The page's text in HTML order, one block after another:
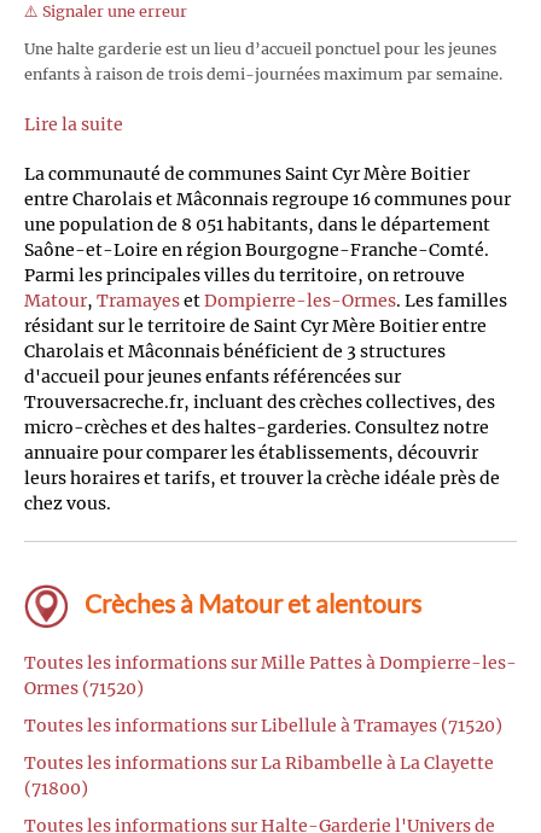
⚠️ Signaler une erreur
Une halte garderie est un lieu d’accueil ponctuel pour les jeunes
enfants à raison de trois demi-journées maximum par semaine.
Lire la suite
La communauté de communes Saint Cyr Mère Boitier
entre Charolais et Mâconnais regroupe 16 communes pour
une population de 8 051 habitants, dans le département
Saône-et-Loire en région Bourgogne-Franche-Comté.
Parmi les principales villes du territoire, on retrouve
Matour, TramayesetDompierre-les-Ormes. Les familles
résidant sur le territoire de Saint Cyr Mère Boitier entre
Charolais et Mâconnais bénéficient de 3 structures
d'accueil pour jeunes enfants référencées sur
Trouversacreche.fr, incluant des crèches collectives, des
micro-crèches et des haltes-garderies. Consultez notre
annuaire pour comparer les établissements, découvrir
leurs horaires et tarifs, et trouver la crèche idéale près de
chez vous.
Crèches à Matour et alentours
Toutes les informations sur Mille Pattes à Dompierre-les-
Ormes (71520)
Toutes les informations sur Libellule à Tramayes (71520)
Toutes les informations sur La Ribambelle à La Clayette
(71800)
Toutes les informations sur Halte-Garderie l'Univers de